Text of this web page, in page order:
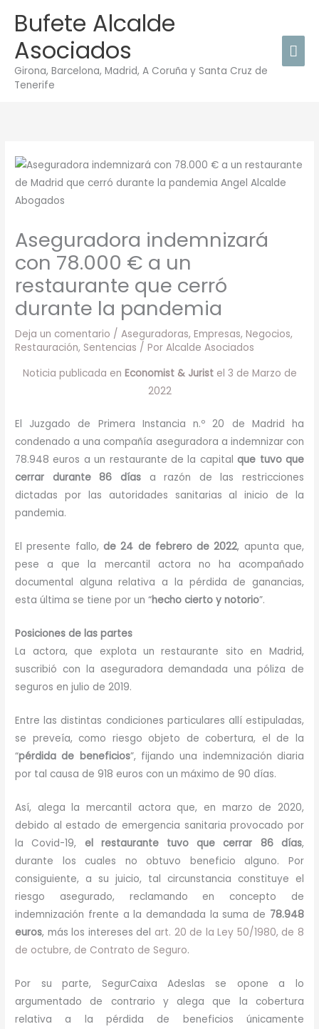
contenido
Bufete Alcalde
Asociados
Girona, Barcelona, Madrid, A Coruña y Santa Cruz de
Tenerife
Aseguradora indemnizará
con 78.000 € a un
restaurante que cerró
durante la pandemia
Deja un comentario /Aseguradoras,Empresas,Negocios,
Restauración, Sentencias / PorAlcalde Asociados
Noticia publicada en Economist & Juristel 3 de Marzo de
2022
El Juzgado de Primera Instancia n.º 20 de Madrid ha
condenado a una compañía aseguradora a indemnizar con
78.948 euros a un restaurante de la capitalque tuvo que
cerrar durante 86 díasa razón de las restricciones
dictadas por las autoridades sanitarias al inicio de la
pandemia.
El presente fallo, de 24 de febrero de 2022, apunta que,
pese a que la mercantil actora no ha acompañado
documental alguna relativa a la pérdida de ganancias,
esta última se tiene por un “hecho cierto y notorio”.
Posiciones de las partes
La actora, que explota un restaurante sito en Madrid,
suscribió con la aseguradora demandada una póliza de
seguros en julio de 2019.
Entre las distintas condiciones particulares allí estipuladas,
se preveía, como riesgo objeto de cobertura, el de la
“pérdida de beneficios”, fijando una indemnización diaria
por tal causa de 918 euros con un máximo de 90 días.
Así, alega la mercantil actora que, en marzo de 2020,
debido al estado de emergencia sanitaria provocado por
la Covid-19, el restaurante tuvo que cerrar 86 días,
durante los cuales no obtuvo beneficio alguno. Por
consiguiente, a su juicio, tal circunstancia constituye el
riesgo asegurado, reclamando en concepto de
indemnización frente a la demandada la suma de 78.948
euros, más los intereses del art. 20 de la Ley 50/1980, de 8
de octubre, de Contrato de Seguro.
Por su parte, SegurCaixa Adeslas se opone a lo
argumentado de contrario y alega que la cobertura
relativa a la pérdida de beneficios únicamente